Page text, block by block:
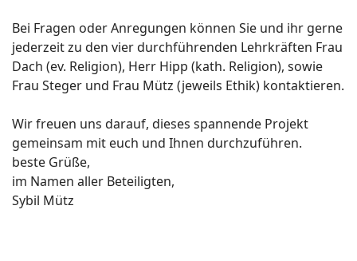
Bei Fragen oder Anregungen können Sie und ihr gerne
jederzeit zu den vier durchführenden Lehrkräften Frau
Dach (ev. Religion), Herr Hipp (kath. Religion), sowie
Frau Steger und Frau Mütz (jeweils Ethik) kontaktieren.
Wir freuen uns darauf, dieses spannende Projekt
gemeinsam mit euch und Ihnen durchzuführen.
beste Grüße,
im Namen aller Beteiligten,
Sybil Mütz